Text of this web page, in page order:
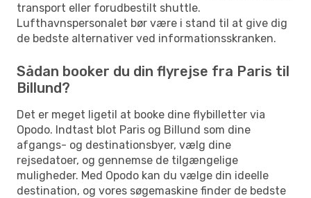
transport eller forudbestilt shuttle.
Lufthavnspersonalet bør være i stand til at give dig
de bedste alternativer ved informationsskranken.
Sådan booker du din flyrejse fra Paris til
Billund?
Det er meget ligetil at booke dine flybilletter via
Opodo. Indtast blot Paris og Billund som dine
afgangs- og destinationsbyer, vælg dine
rejsedatoer, og gennemse de tilgængelige
muligheder. Med Opodo kan du vælge din ideelle
destination, og vores søgemaskine finder de bedste